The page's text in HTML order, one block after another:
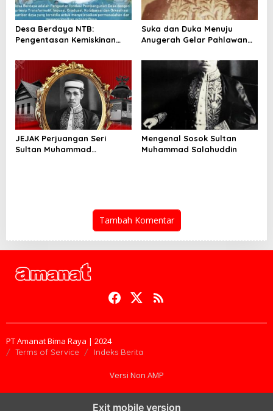
Desa Berdaya NTB:
Pengentasan Kemiskinan
SDGs
Suka dan Duka Menuju
Anugerah Gelar Pahlawan
JEJAK Perjuangan Seri
Sultan Muhammad
Mengenal Sosok Sultan
Muhammad Salahuddin
Tambah Komentar
PT Amanat Bima Raya | 2024
Terms of Service Indeks Berita
Versi Non AMP
Exit mobile version